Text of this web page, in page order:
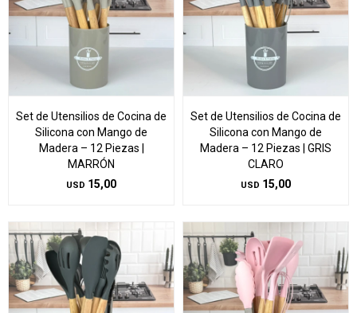
Set de Utensilios de Cocina de
Silicona con Mango de
Madera – 12 Piezas |
MARRÓN
USD 15,00
Set de Utensilios de Cocina de
Silicona con Mango de
Madera – 12 Piezas | GRIS
CLARO
USD 15,00